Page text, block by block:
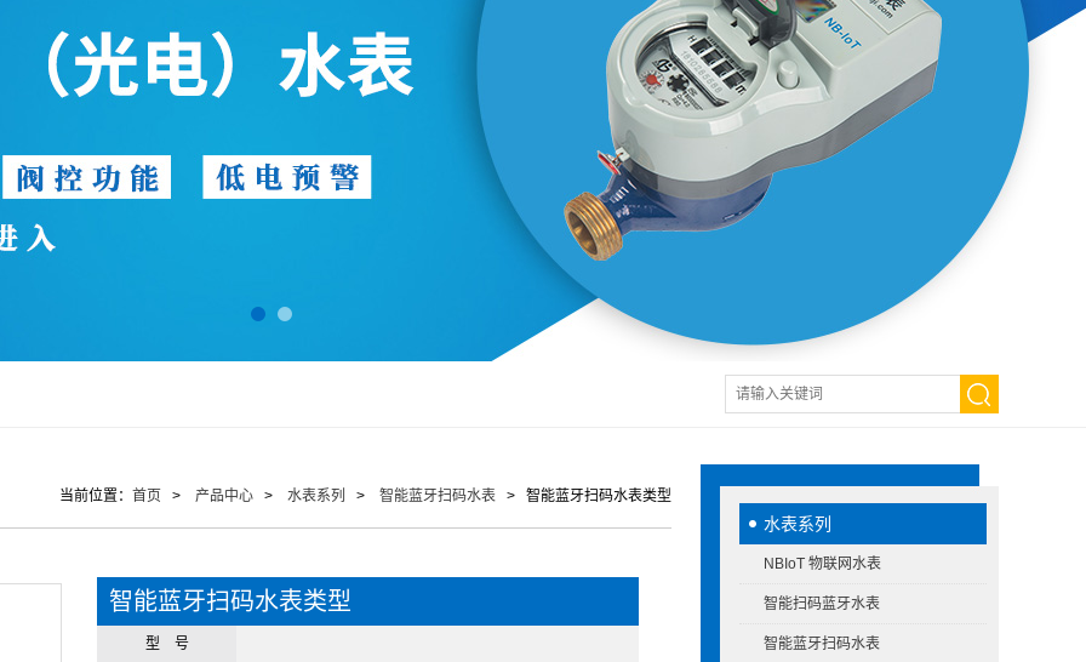
水表系列
NBIoT 物联网水表
智能扫码蓝牙水表
智能蓝牙扫码水表
当前位置： 首页 > 产品中心 > 水表系列 > 智能蓝牙扫码水表 > 智能蓝牙扫码水表类型
智能蓝牙扫码水表类型
型 号